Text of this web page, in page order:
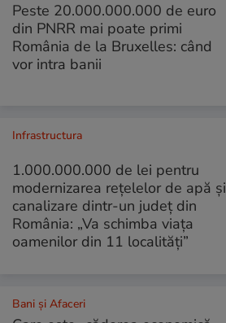
Peste 20.000.000.000 de euro
din PNRR mai poate primi
România de la Bruxelles: când
vor intra banii
Infrastructura
1.000.000.000 de lei pentru
modernizarea rețelelor de apă și
canalizare dintr-un județ din
România: „Va schimba viața
oamenilor din 11 localități”
Bani și Afaceri